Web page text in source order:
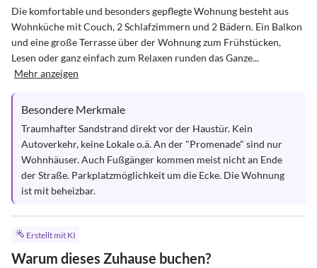
Die komfortable und besonders gepflegte Wohnung besteht aus
Wohnküche mit Couch, 2 Schlafzimmern und 2 Bädern. Ein Balkon
und eine große Terrasse über der Wohnung zum Frühstücken,
Lesen oder ganz einfach zum Relaxen runden das Ganze...
Mehr anzeigen
Besondere Merkmale
Traumhafter Sandstrand direkt vor der Haustür. Kein
Autoverkehr, keine Lokale o.ä. An der "Promenade" sind nur
Wohnhäuser. Auch Fußgänger kommen meist nicht an Ende
der Straße. Parkplatzmöglichkeit um die Ecke. Die Wohnung
ist mit beheizbar.
Erstellt mit KI
Warum dieses Zuhause buchen?